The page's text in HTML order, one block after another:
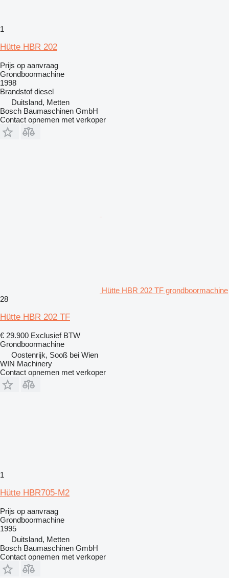
1
Hütte HBR 202
Prijs op aanvraag
Grondboormachine
1998
Brandstof diesel
Duitsland, Metten
Bosch Baumaschinen GmbH
Contact opnemen met verkoper
Hütte HBR 202 TF grondboormachine
28
Hütte HBR 202 TF
€ 29.900 Exclusief BTW
Grondboormachine
Oostenrijk, Sooß bei Wien
WIN Machinery
Contact opnemen met verkoper
1
Hütte HBR705-M2
Prijs op aanvraag
Grondboormachine
1995
Duitsland, Metten
Bosch Baumaschinen GmbH
Contact opnemen met verkoper